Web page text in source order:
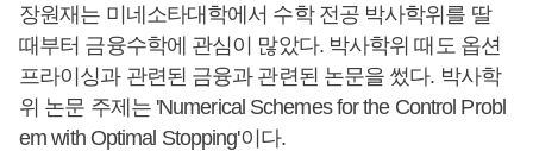
장원재는 미네소타대학에서 수학 전공 박사학위를 딸
때부터 금융수학에 관심이 많았다. 박사학위 때도 옵션
프라이싱과 관련된 금융과 관련된 논문을 썼다. 박사학
위 논문 주제는 'Numerical Schemes for the Control Probl
em with Optimal Stopping'이다.